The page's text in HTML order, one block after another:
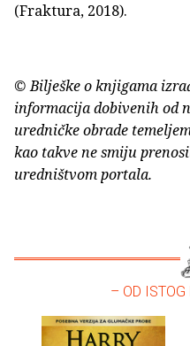
(Fraktura, 2018).
© Bilješke o knjigama
informacija dobivenih od
uredničke obrade
kao takve ne smiju
uredništvom portala.
– OD